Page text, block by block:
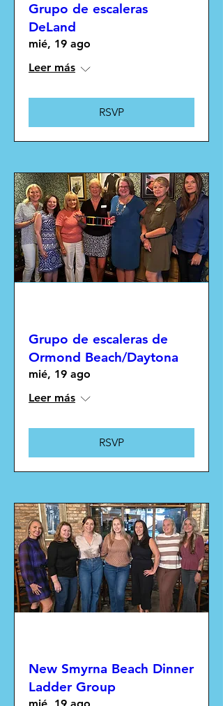
Grupo de escaleras
DeLand
mié, 19 ago
Leer más
RSVP
Grupo de escaleras de
Ormond Beach/Daytona
mié, 19 ago
Leer más
RSVP
New Smyrna Beach Dinner
Ladder Group